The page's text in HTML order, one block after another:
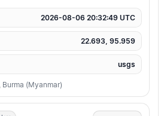
2026-08-06 20:32:49 UTC
22.693, 95.959
usgs
(Myanmar)